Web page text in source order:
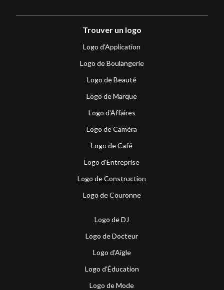
Trouver un logo
Logo d'Application
Logo de Boulangerie
Logo de Beauté
Logo de Marque
Logo d'Affaires
Logo de Caméra
Logo de Café
Logo d'Entreprise
Logo de Construction
Logo de Couronne
Logo de DJ
Logo de Docteur
Logo d'Aigle
Logo d'Éducation
Logo de Mode